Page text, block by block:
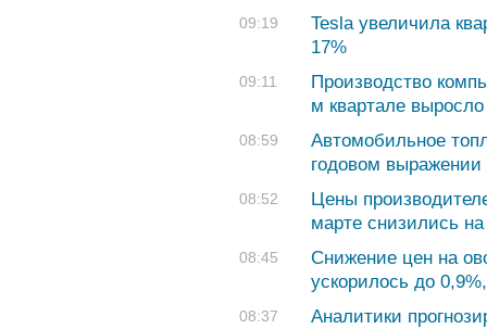
09:19
Tesla увеличила
17%
09:11
Производство
м квартале
08:59
Автомобильное
годовом выражении
08:52
Цены
марте снизились
08:45
Снижение цен на
ускорилось до
08:37
Аналитики